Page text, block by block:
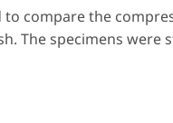
to compare the
The specimens